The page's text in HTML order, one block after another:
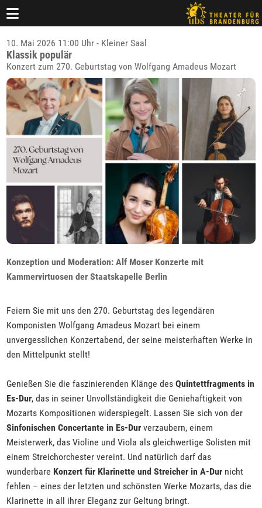
10. Mai 2026 11:00 Uhr - Kleiner Saal
Klassik populär
Konzert zum 270. Geburtstag von Wolfgang Amadeus Mozart
Konzeption und Moderation: Alf Moser Konzerte mit
Kammervirtuosen der Staatskapelle Berlin
Feiern Sie mit uns den 270. Geburtstag des legendären
Komponisten Wolfgang Amadeus Mozart bei einem
unvergesslichen Konzertabend, der seine meisterhaften Werke in
den Mittelpunkt stellt!
Genießen Sie die faszinierenden Klänge desQuintettfragments in
Es-Dur, das in seiner Unvollständigkeit die Geniehaftigkeit von
Mozarts Kompositionen widerspiegelt. Lassen Sie sich von der
Sinfonischen Concertante in Es-Dur verzaubern, einem
Meisterwerk, das Violine und Viola als gleichwertige Solisten mit
einem Streichorchester vereint. Und natürlich darf das
wunderbare Konzert für Klarinette und Streicher in A-Dur nicht
fehlen – eines der letzten und schönsten Werke Mozarts, das die
Klarinette in all ihrer Eleganz zur Geltung bringt.